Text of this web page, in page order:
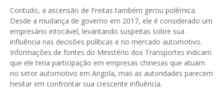
Contudo, a ascensão de Freitas também gerou polêmica.
Desde a mudança de governo em 2017, ele é considerado um
empresário intocável, levantando suspeitas sobre sua
influência nas decisões políticas e no mercado automotivo.
Informações de fontes do Ministério dos Transportes indicam
que ele teria participação em empresas chinesas que atuam
no setor automotivo em Angola, mas as autoridades parecem
hesitar em confrontar sua crescente influência.